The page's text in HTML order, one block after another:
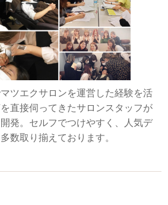
ツエクサロンを運営した経験を活
直接伺ってきたサロンスタッフが
発。セルフでつけやすく、人気デ
数取り揃えております。